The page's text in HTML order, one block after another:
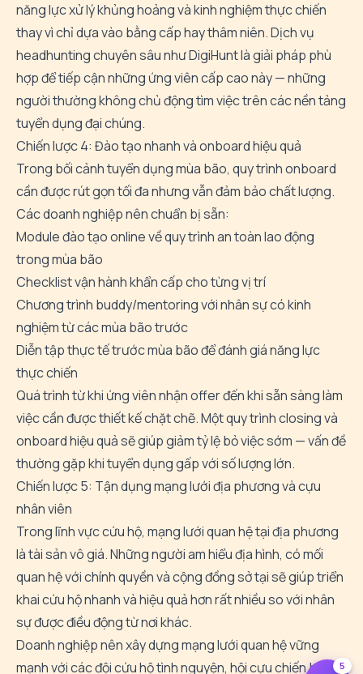
năng lực xử lý khủng hoảng và kinh nghiệm thực chiến
thay vì chỉ dựa vào bằng cấp hay thâm niên. Dịch vụ
headhunting chuyên sâu như DigiHunt là giải pháp phù
hợp để tiếp cận những ứng viên cấp cao này — những
người thường không chủ động tìm việc trên các nền tảng
tuyển dụng đại chúng.
Chiến lược 4: Đào tạo nhanh và onboard hiệu quả
Trong bối cảnh tuyển dụng mùa bão, quy trình onboard
cần được rút gọn tối đa nhưng vẫn đảm bảo chất lượng.
Các doanh nghiệp nên chuẩn bị sẵn:
Module đào tạo online về quy trình an toàn lao động
trong mùa bão
Checklist vận hành khẩn cấp cho từng vị trí
Chương trình buddy/mentoring với nhân sự có kinh
nghiệm từ các mùa bão trước
Diễn tập thực tế trước mùa bão để đánh giá năng lực
thực chiến
Quá trình từ khi ứng viên nhận offer đến khi sẵn sàng làm
việc cần được thiết kế chặt chẽ. Một quy trìnhclosing và
onboard hiệu quảsẽ giúp giảm tỷ lệ bỏ việc sớm — vấn đề
thường gặp khi tuyển dụng gấp với số lượng lớn.
Chiến lược 5: Tận dụng mạng lưới địa phương và cựu
nhân viên
Trong lĩnh vực cứu hộ, mạng lưới quan hệ tại địa phương
là tài sản vô giá. Những người am hiểu địa hình, có mối
quan hệ với chính quyền và cộng đồng sở tại sẽ giúp triển
khai cứu hộ nhanh và hiệu quả hơn rất nhiều so với nhân
sự được điều động từ nơi khác.
Doanh nghiệp nên xây dựngmạng lưới quan hệ vững
mạnhvới các đội cứu hộ tình nguyện, hội cựu chiến binh, 5